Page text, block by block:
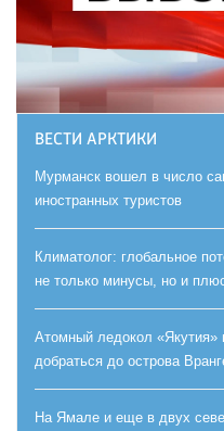
ВЕСТИ АРКТИКИ
Мурманск вошел в число
иностранных туристов
Климатолог: глобальное
не только минусы, но и
Атомный ледокол «Якутия»
добраться до острова
На Ямале и еще в двух